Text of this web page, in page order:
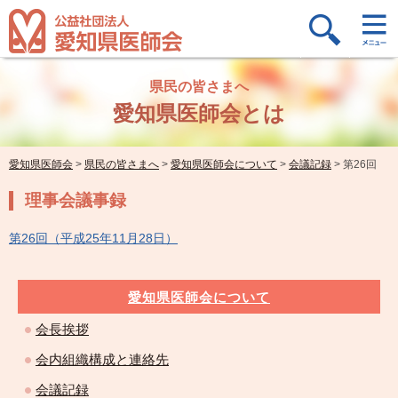
県民の皆さまへ
愛知県医師会とは
愛知県医師会 > 県民の皆さまへ > 愛知県医師会について > 会議記録 > 第26回
理事会議事録
第26回（平成25年11月28日）
愛知県医師会について
会長挨拶
会内組織構成と連絡先
会議記録